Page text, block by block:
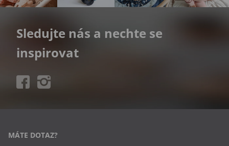
Sledujte nás a nechte se
inspirovat
MÁTE DOTAZ?